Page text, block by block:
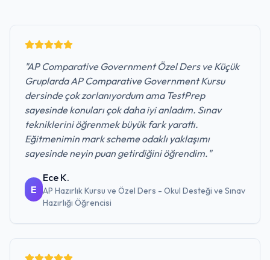
"AP Comparative Government Özel Ders ve Küçük
Gruplarda AP Comparative Government Kursu
dersinde çok zorlanıyordum ama TestPrep
sayesinde konuları çok daha iyi anladım. Sınav
tekniklerini öğrenmek büyük fark yarattı.
Eğitmenimin mark scheme odaklı yaklaşımı
sayesinde neyin puan getirdiğini öğrendim. "
E
Ece K.
AP Hazırlık Kursu ve Özel Ders - Okul Desteği ve Sınav
Hazırlığı Öğrencisi